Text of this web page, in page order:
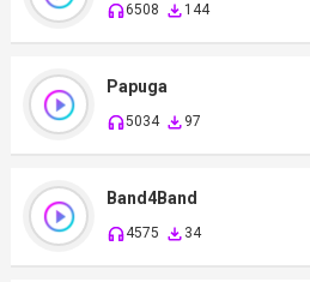
6508 144
Papuga
5034 97
Band4Band
4575 34